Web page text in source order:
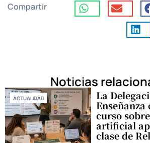
Compartir
Noticias
ACTUALIDAD La
curso
artificial
clase de